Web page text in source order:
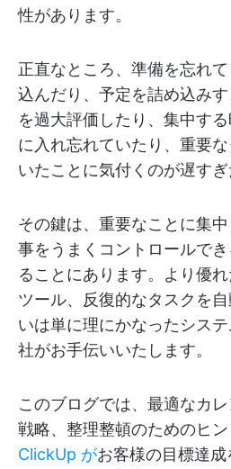
性があります。
正直なところ、準備を忘れ
込んだり、予定を詰め込み
を過大評価したり、集中す
に入れ忘れていたり、重要
いたことに気付くのが遅すぎ
その鍵は、重要なことに集
事をうまくコントロールで
ることにあります。より優
ツール、反復的なタスクを
いは単に理にかなったシス
社がお手伝いいたします。
このブログでは、最適なカ
戦略、整理整頓のためのヒ
ClickUp がお客様の目標達